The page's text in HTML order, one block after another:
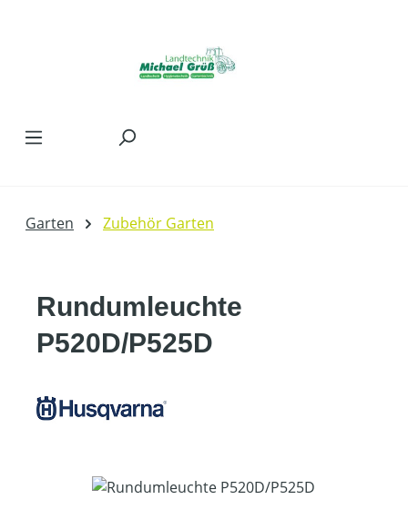
Garten Zubehör Garten
Rundumleuchte
P520D/P525D
Bildergalerie überspringen